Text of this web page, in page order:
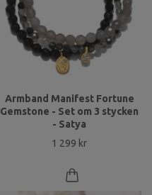
Armband Manifest Fortune
Gemstone - Set om 3 stycken
- Satya
1 299 kr